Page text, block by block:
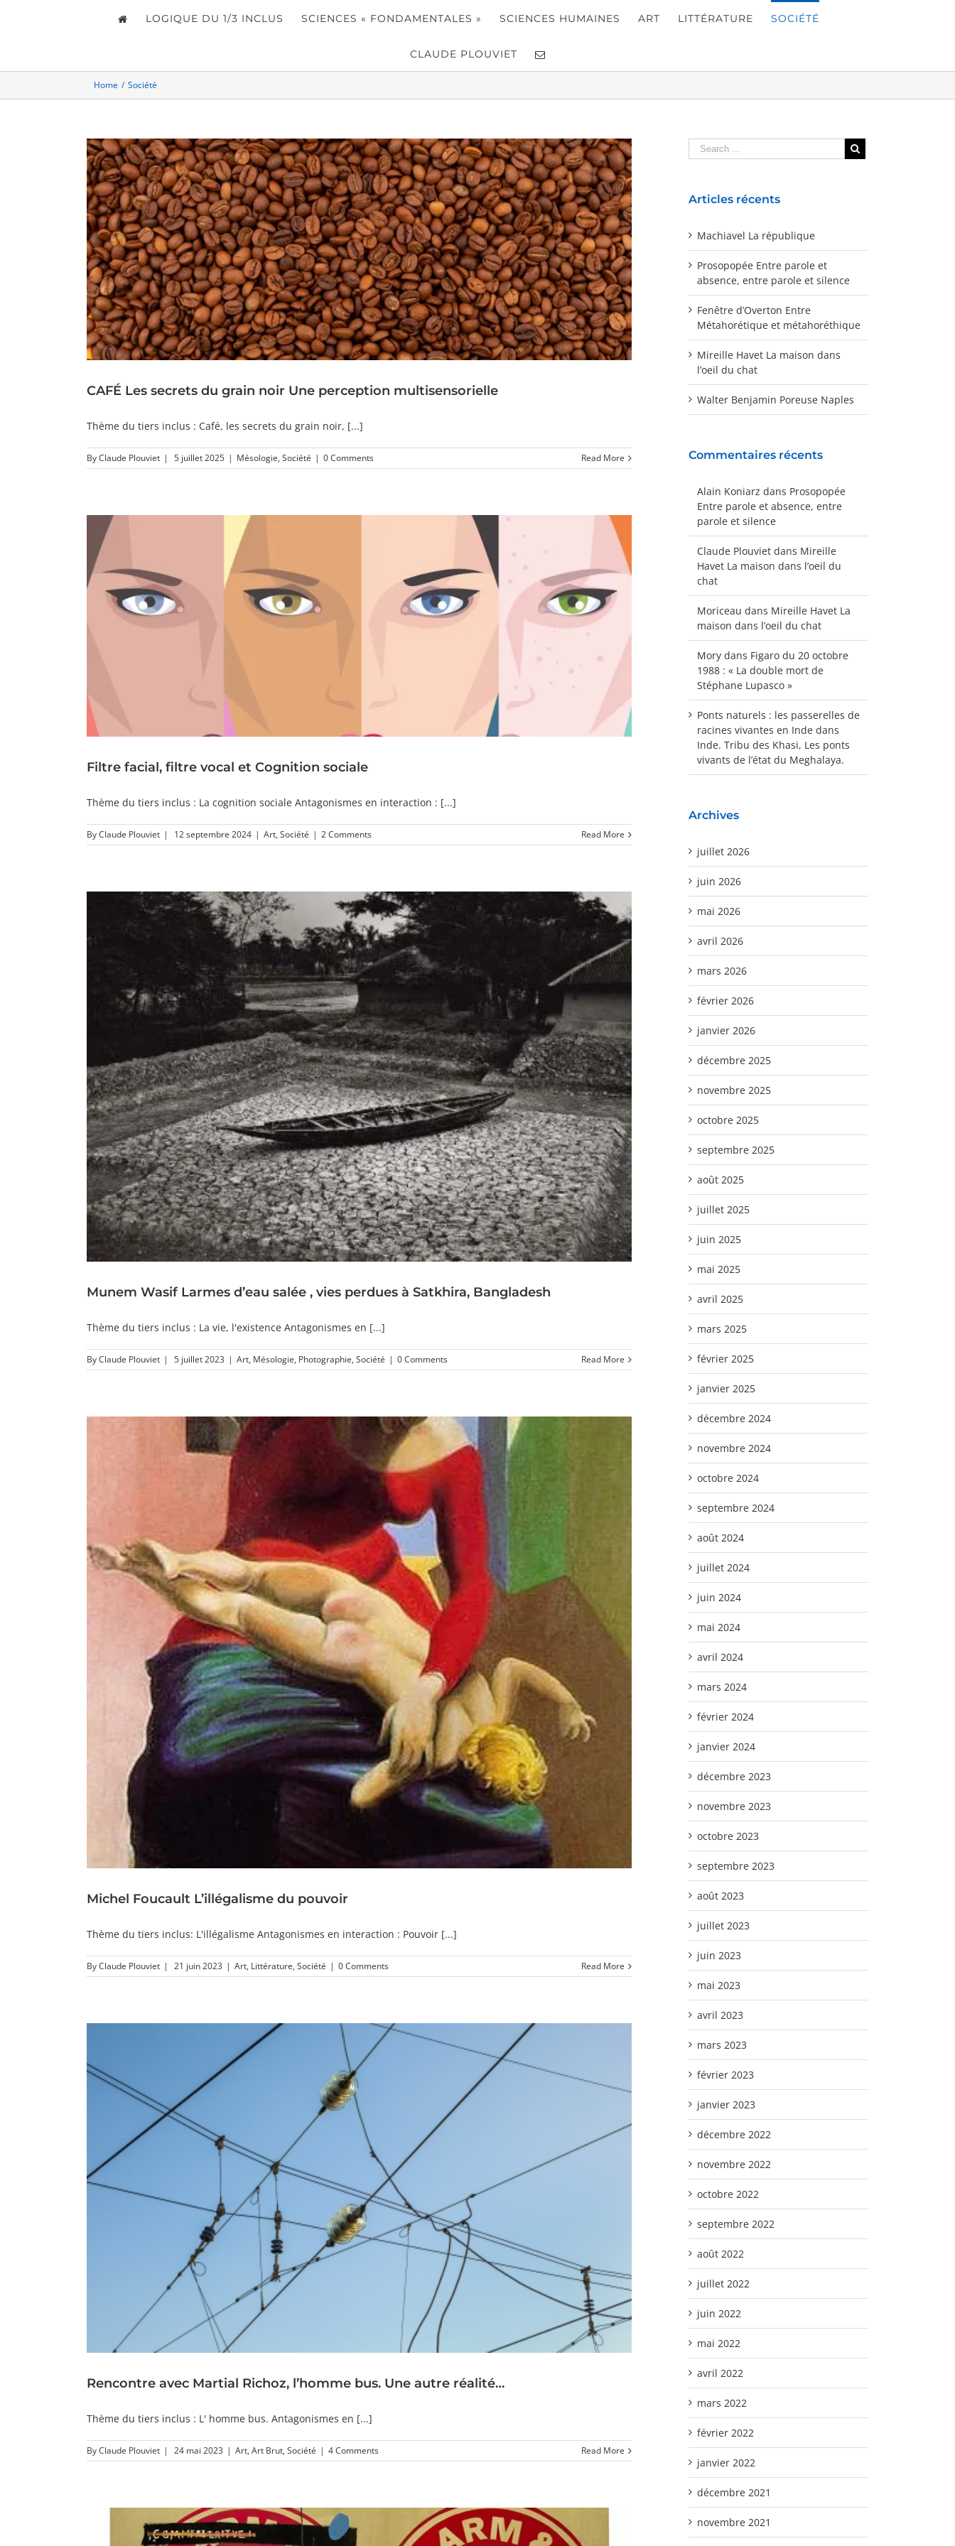
LOGIQUE DU 1/3 INCLUS SCIENCES « FONDAMENTALES » SCIENCES HUMAINES ART LITTÉRATURE SOCIÉTÉ
CLAUDE PLOUVIET
Home / Société
CAFÉ Les secrets du grain noir Une perception multisensorielle
Thème du tiers inclus : Café, les secrets du grain noir, [...]
ByClaude Plouviet | 5 juillet 2025 | Mésologie, Société | 0 Comments Read More
Filtre facial, filtre vocal et Cognition sociale
Thème du tiers inclus : La cognition sociale Antagonismes en interaction : [...]
ByClaude Plouviet | 12 septembre 2024 | Art, Société | 2 Comments Read More
Munem Wasif Larmes d’eau salée , vies perdues à Satkhira, Bangladesh
Thème du tiers inclus : La vie, l'existence Antagonismes en [...]
ByClaude Plouviet | 5 juillet 2023 | Art, Mésologie, Photographie, Société | 0 Comments Read More
Michel Foucault L’illégalisme du pouvoir
Thème du tiers inclus: L'illégalisme Antagonismes en interaction : Pouvoir [...]
ByClaude Plouviet | 21 juin 2023 | Art, Littérature, Société | 0 Comments Read More
Rencontre avec Martial Richoz, l’homme bus. Une autre réalité…
Thème du tiers inclus : L' homme bus. Antagonismes en [...]
ByClaude Plouviet | 24 mai 2023 | Art, Art Brut, Société | 4 Comments Read More
Articles récents
Machiavel La république
Prosopopée Entre parole et
absence, entre parole et silence
Fenêtre d’Overton Entre
Métahorétique et métahoréthique
Mireille Havet La maison dans
l’oeil du chat
Walter Benjamin Poreuse Naples
Commentaires récents
Alain Koniarz dans Prosopopée
Entre parole et absence, entre
parole et silence
Claude Plouviet dans Mireille
Havet La maison dans l’oeil du
chat
Moriceau dans Mireille Havet La
maison dans l’oeil du chat
Mory dans Figaro du 20 octobre
1988 : « La double mort de
Stéphane Lupasco »
Ponts naturels : les passerelles de
racines vivantes en Inde dans
Inde. Tribu des Khasi, Les ponts
vivants de l’état du Meghalaya.
Archives
juillet 2026
juin 2026
mai 2026
avril 2026
mars 2026
février 2026
janvier 2026
décembre 2025
novembre 2025
octobre 2025
septembre 2025
août 2025
juillet 2025
juin 2025
mai 2025
avril 2025
mars 2025
février 2025
janvier 2025
décembre 2024
novembre 2024
octobre 2024
septembre 2024
août 2024
juillet 2024
juin 2024
mai 2024
avril 2024
mars 2024
février 2024
janvier 2024
décembre 2023
novembre 2023
octobre 2023
septembre 2023
août 2023
juillet 2023
juin 2023
mai 2023
avril 2023
mars 2023
février 2023
janvier 2023
décembre 2022
novembre 2022
octobre 2022
septembre 2022
août 2022
juillet 2022
juin 2022
mai 2022
avril 2022
mars 2022
février 2022
janvier 2022
décembre 2021
novembre 2021